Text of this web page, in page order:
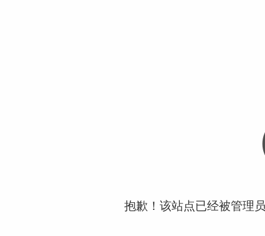
抱歉！该站点已经被管理